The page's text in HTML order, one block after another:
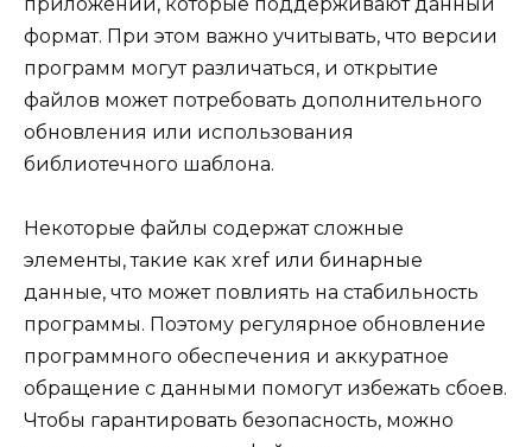
формат. При этом важно учитывать, что версии
программ могут различаться, и открытие
файлов может потребовать дополнительного
обновления или использования
библиотечного шаблона.
Некоторые файлы содержат сложные
элементы, такие как xref или бинарные
данные, что может повлиять на стабильность
программы. Поэтому регулярное обновление
программного обеспечения и аккуратное
обращение с данными помогут избежать сбоев.
Чтобы гарантировать безопасность, можно